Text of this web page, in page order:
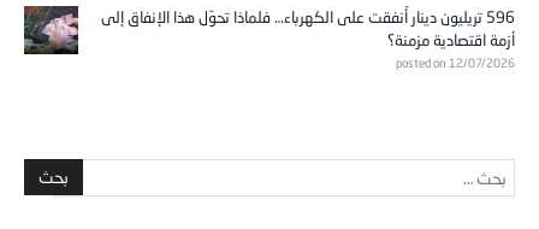
596 تريليون دينار أُنفقت على الكهرباء… فلماذا تحوّل هذا الإنفاق إلى
أزمة اقتصادية مزمنة؟
posted on 12/07/2026